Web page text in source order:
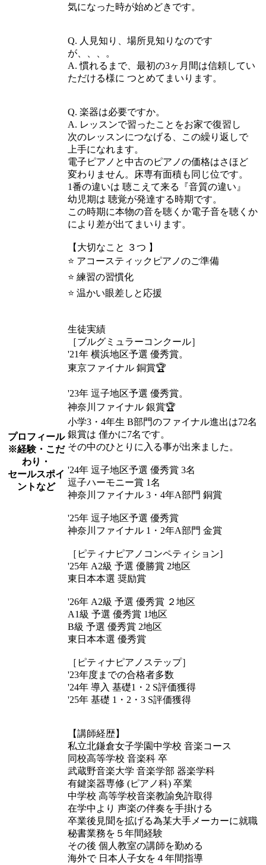
プロフィール
※経験・こだ
わり・
セールスポイ
ントなど
気になった時が始めどきです。
Q. 人見知り、場所見知りなのです
が、、、。
A. 慣れるまで、最初の3ヶ月間は信頼してい
ただける様に つとめてまいります。
Q. 楽器は必要ですか。
A. レッスンで習ったことをお家で復習し
次のレッスンにつなげる、この繰り返しで
上手になれます。
電子ピアノと中古のピアノの価格はさほど
変わりません。床専有面積も同じ位です。
1番の違いは 聴こえて来る『音質の違い』
幼児期は 聴覚が発達する時期です。
この時期に本物の音を聴くか電子音を聴くか
により差が出てまいります。
【大切なこと ３つ 】
⭐️ アコースティックピアノのご準備
⭐️ 練習の習慣化
⭐️ 温かい眼差しと応援
生徒実績
［ブルグミュラーコンクール］
'21年 横浜地区予選 優秀賞。
東京ファイナル 銅賞🏆
'23年 逗子地区予選 優秀賞。
神奈川ファイナル 銀賞🏆
小学3・4年生 B部門のファイナル進出は72名
銀賞は 僅かに7名です。
その中のひとりに入る事が出来ました。
'24年 逗子地区予選 優秀賞 3名
逗子ハーモニー賞 1名
神奈川ファイナル 3・4年A部門 銅賞
'25年 逗子地区予選 優秀賞
神奈川ファイナル 1・2年A部門 金賞
［ピティナピアノコンペティション]
'25年 A2級 予選 優勝賞 2地区
東日本本選 奨励賞
'26年 A2級 予選 優秀賞 ２地区
A1級 予選 優秀賞 1地区
B級 予選 優秀賞 2地区
東日本本選 優秀賞
［ピティナピアノステップ］
'23年度までの合格者多数
'24年 導入 基礎1・2 S評価獲得
'25年 基礎 1・2・3 S評価獲得
【講師経歴】
私立北鎌倉女子学園中学校 音楽コース
同校高等学校 音楽科 卒
武蔵野音楽大学 音楽学部 器楽学科
有鍵楽器専修 (ピアノ科) 卒業
中学校 高等学校音楽教諭免許取得
在学中より 声楽の伴奏を手掛ける
卒業後見聞を拡げる為某大手メーカーに就職
秘書業務を５年間経験
その後 個人教室の講師を勤める
海外で 日本人子女を４年間指導